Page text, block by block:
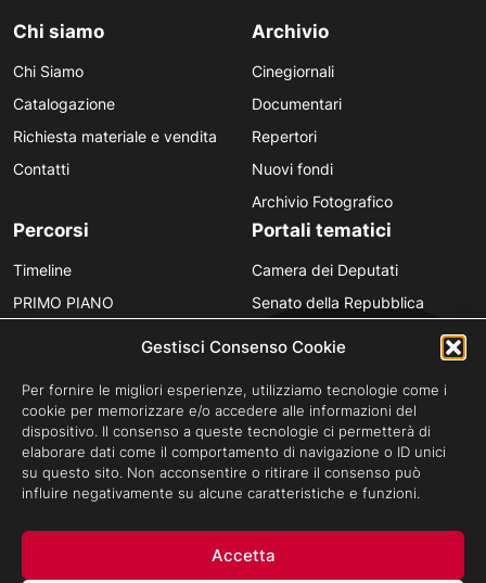
Gestisci Consenso Cookie
Per fornire le migliori esperienze, utilizziamo tecnologie come i
cookie per memorizzare e/o accedere alle informazioni del
dispositivo. Il consenso a queste tecnologie ci permetterà di
elaborare dati come il comportamento di navigazione o ID unici
su questo sito. Non acconsentire o ritirare il consenso può
influire negativamente su alcune caratteristiche e funzioni.
Accetta
Chi siamo
Chi Siamo
Catalogazione
Richiesta materiale e vendita
Contatti
Archivio
Cinegiornali
Documentari
Repertori
Nuovi fondi
Archivio Fotografico
Percorsi
Timeline
PRIMO PIANO
Anniversari
Portali tematici
Camera dei Deputati
Senato della Repubblica
Luce per la didattica
Fare gli italiani
Archivio Storico Istituto Luce - Tutti i diritti riservati ©Cinecittà s.p.a